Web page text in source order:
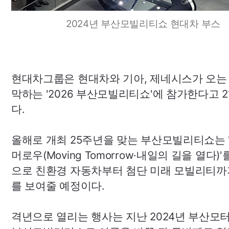
2024년 부산모빌리티쇼 현대차 부스
현대차그룹은 현대차와 기아, 제네시스가 오
막하는 '2026 부산모빌리티쇼'에 참가한다고
다.
올해로 개최 25주년을 맞는 부산모빌리티쇼는
머로우(Moving Tomorrow·내일의 길을 열다)'
으로 친환경 자동차부터 첨단 미래 모빌리티
를 보여줄 예정이다.
격년으로 열리는 행사는 지난 2024년 부산모